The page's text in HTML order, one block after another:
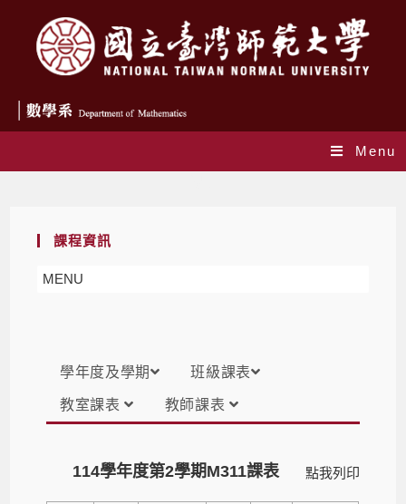
Menu
課程資訊
MENU
學年度及學期 班級課表
教室課表 教師課表
點我列印
114學年度第2學期M311課表